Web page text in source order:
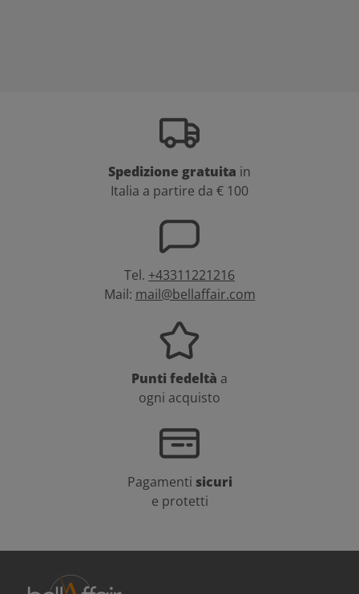
Spedizione gratuita in
Italia a partire da € 100
Tel. +43311221216
Mail: mail@bellaffair.com
Punti fedeltà a
ogni acquisto
Pagamenti sicuri
e protetti